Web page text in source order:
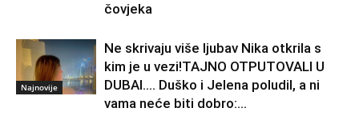
čovjeka
Najnovije
Ne skrivaju više ljubav Nika otkrila s
kim je u vezi!TAJNO OTPUTOVALI U
DUBAI…. Duško i Jelena poludil, a ni
vama neće biti dobro:...